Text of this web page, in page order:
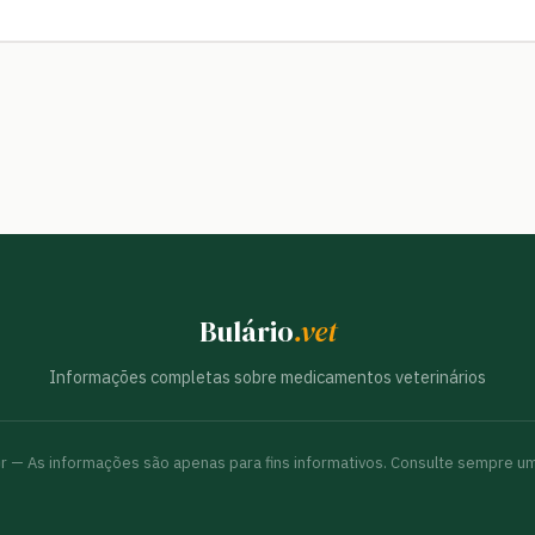
Bulário.vet
Informações completas sobre medicamentos veterinários
— As informações são apenas para fins informativos. Consulte sempre